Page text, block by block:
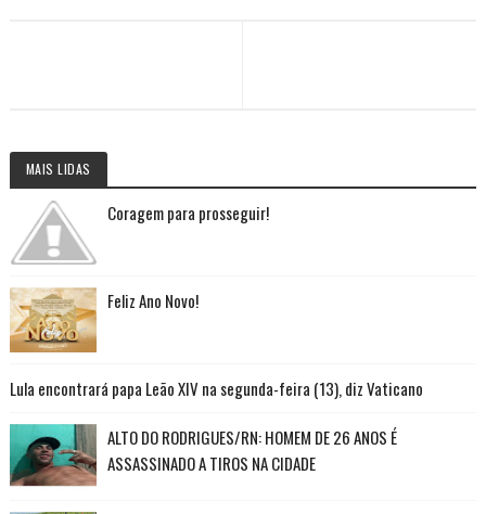
MAIS LIDAS
Coragem para prosseguir!
Feliz Ano Novo!
Lula encontrará papa Leão XIV na segunda-feira (13), diz Vaticano
ALTO DO RODRIGUES/RN: HOMEM DE 26 ANOS É
ASSASSINADO A TIROS NA CIDADE